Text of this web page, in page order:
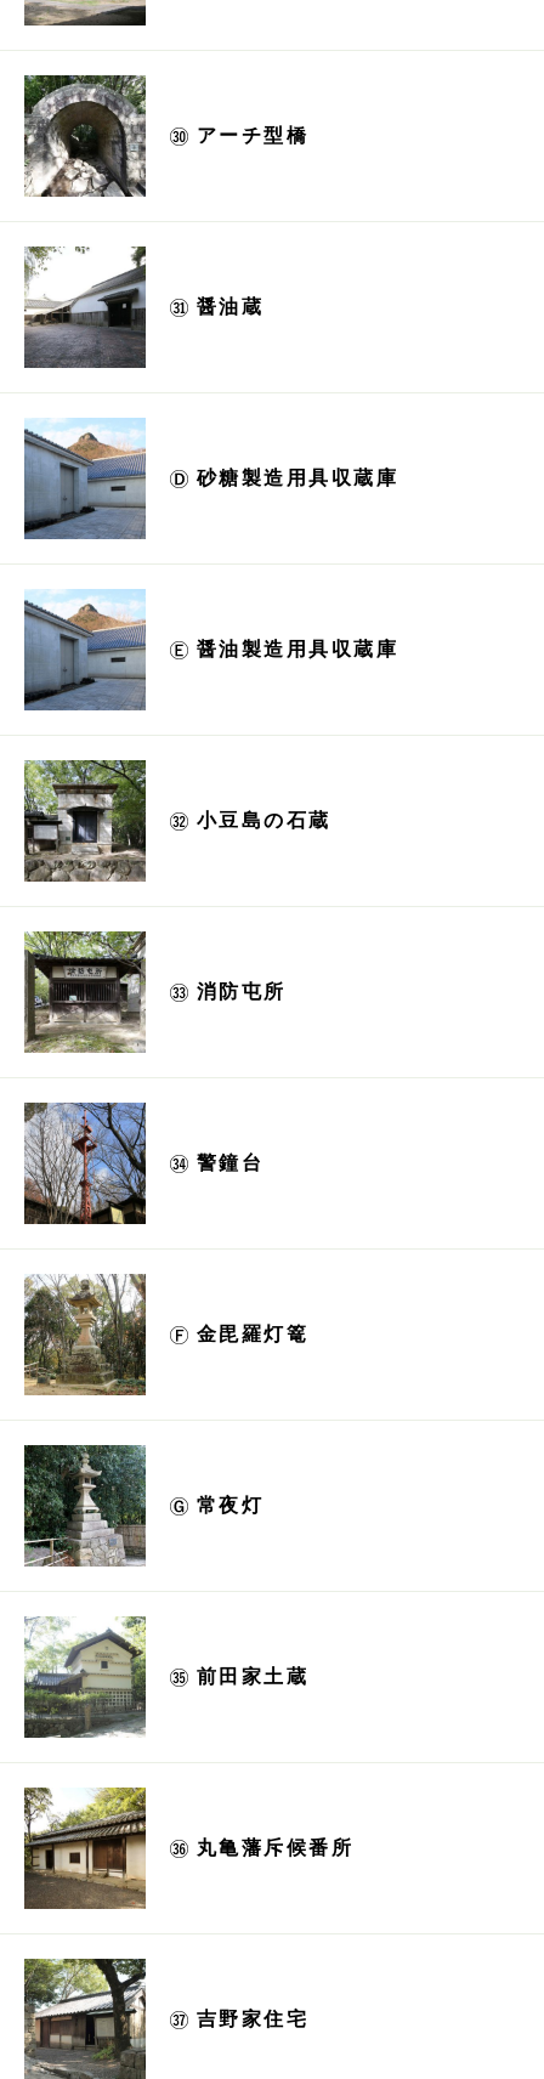
アーチ型橋
醤油蔵
砂糖製造用具収蔵庫
醤油製造用具収蔵庫
小豆島の石蔵
消防屯所
警鐘台
金毘羅灯篭
常夜灯
前田家土蔵
丸亀藩斥候番所
吉野家住宅